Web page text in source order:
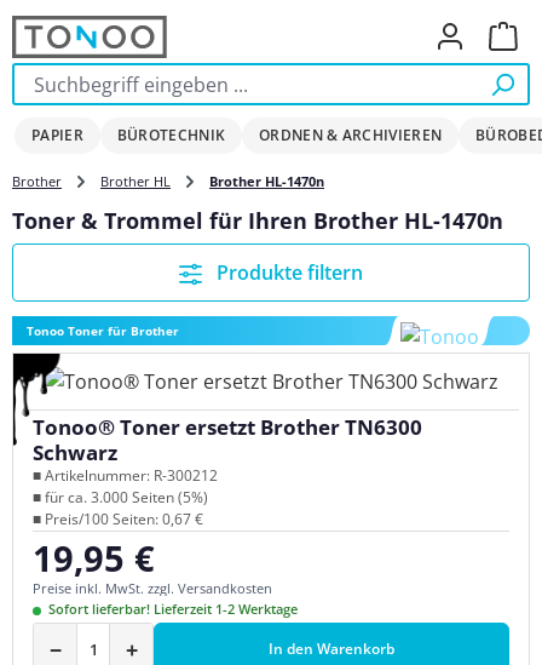
Zum Hauptinhalt springen
PAPIER BÜROTECHNIK ORDNEN & ARCHIVIEREN
Brother Brother HL Brother HL-1470n
Toner & Trommel für Ihren Brother HL-1470n
Produkte filtern
Tonoo Toner für Brother
Tonoo® Toner ersetzt Brother TN6300
Schwarz
■ Artikelnummer: R-300212
■ für ca. 3.000 Seiten (5%)
■ Preis/100 Seiten: 0,67 €
Regulärer Preis:
19,95 €
Preise inkl. MwSt. zzgl. Versandkosten
Sofort lieferbar! Lieferzeit 1-2 Werktage
− + In den Warenkorb